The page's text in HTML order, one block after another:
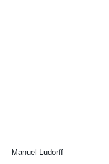
Manuel Ludorff